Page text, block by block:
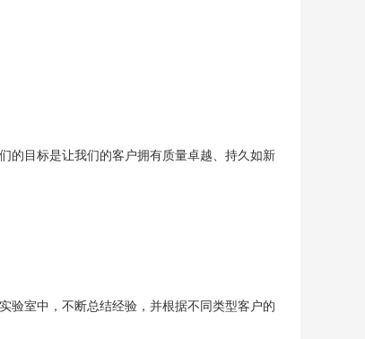
的目标是让我们的客户拥有质量卓越、持久如新
验室中，不断总结经验，并根据不同类型客户的